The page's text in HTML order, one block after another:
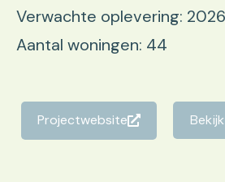
Verwachte oplevering: 2026
Aantal woningen: 44
Projectwebsite